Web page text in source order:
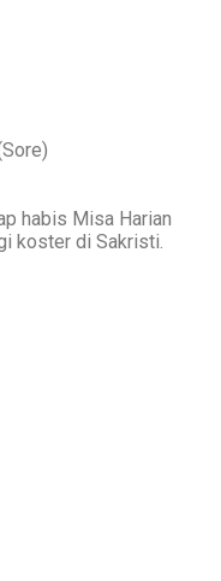
habis Misa Harian
koster di Sakristi.